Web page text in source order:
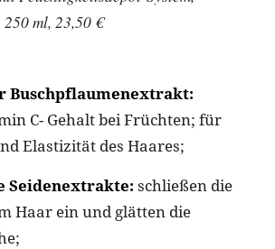
250 ml, 23,50 €
Buschpflaumenextrakt:
C- Gehalt bei Früchten; für
Elastizität des Haares;
Seidenextrakte: schließen die
Haar ein und glätten die